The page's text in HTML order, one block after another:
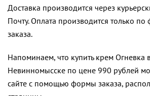
Доставка производится через
Почту. Оплата производится только по
заказа.
Напоминаем, что купить крем Огневка
Невинномысске по цене 990 рублей
сайте с помощью формы заказа,